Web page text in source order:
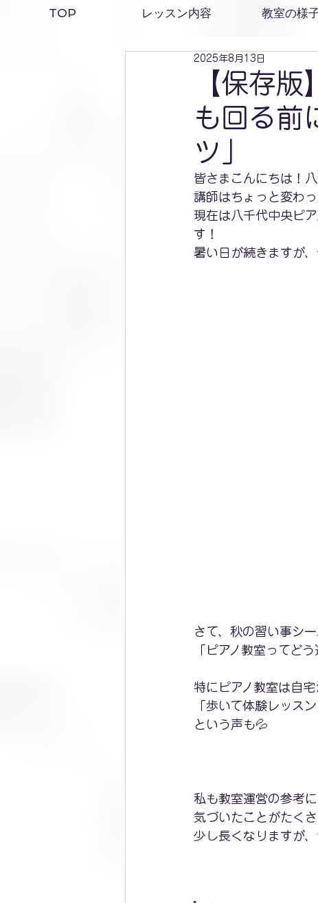
TOP レッスン内容 教室の様
【保存
も回る前
ツ」
2025年8月13日
皆さまこんにちは！
講師はちょっと変わ
現在は八千代中央ピ
す！
暑い日が続きますが
さて、秋の習い事シ
「ピアノ教室ってど
特にピアノ教室は自
「歩いて体験レッス
という声も💦
私も教室運営の参考
気づいたことがたく
少し長くなりますが